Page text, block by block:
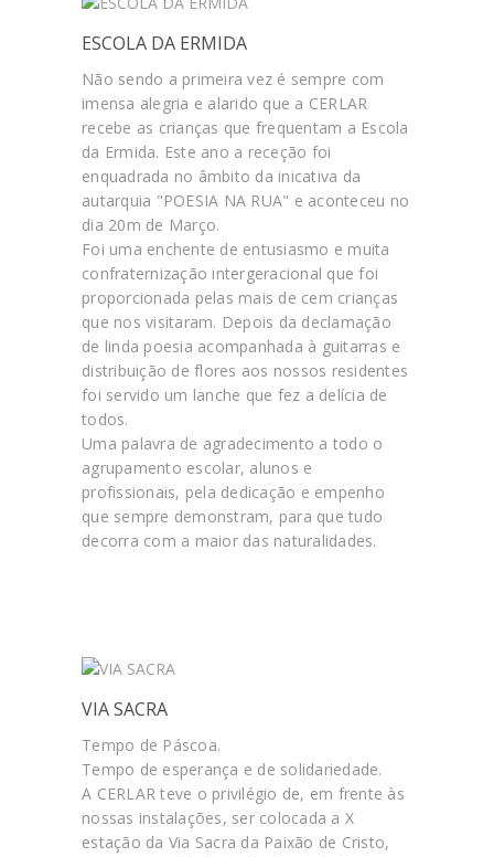
ESCOLA DA ERMIDA
Não sendo a primeira vez é sempre com
imensa alegria e alarido que a CERLAR
recebe as crianças que frequentam a Escola
da Ermida. Este ano a receção foi
enquadrada no âmbito da inicativa da
autarquia "POESIA NA RUA" e aconteceu no
dia 20m de Março.
Foi uma enchente de entusiasmo e muita
confraternização intergeracional que foi
proporcionada pelas mais de cem crianças
que nos visitaram. Depois da declamação
de linda poesia acompanhada à guitarras e
distribuição de flores aos nossos residentes
foi servido um lanche que fez a delícia de
todos.
Uma palavra de agradecimento a todo o
agrupamento escolar, alunos e
profissionais, pela dedicação e empenho
que sempre demonstram, para que tudo
decorra com a maior das naturalidades.
VIA SACRA
Tempo de Páscoa.
Tempo de esperança e de solidariedade.
A CERLAR teve o privilégio de, em frente às
nossas instalações, ser colocada a X
estação da Via Sacra da Paixão de Cristo,